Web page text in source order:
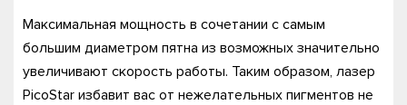
Максимальная мощность в сочетании с самым
большим диаметром пятна из возможных значительно
увеличивают скорость работы. Таким образом, лазер
PicoStar избавит вас от нежелательных пигментов не